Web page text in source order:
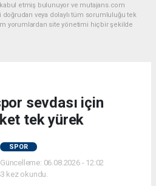
kabul etmiş bulunuyor ve mutajans.com
doğrudan veya dolaylı tüm sorumluluğu tek
yorumlardan site yönetimi hiçbir şekilde
sevdası için
tek yürek
SPOR
06.08.2026 - 12:02
kez okundu.